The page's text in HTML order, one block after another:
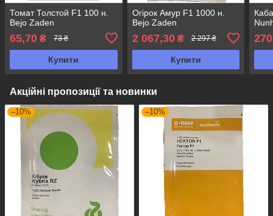
Томат Толстой F1 100 н.
Bejo Zaden
65,70 ₴ 73 ₴
Купити
Огірок Амур F1 1000 н.
Bejo Zaden
2 067,30₴ 2 297 ₴
Купити
270
Акційні пропозиції та новинки
–10% –10%